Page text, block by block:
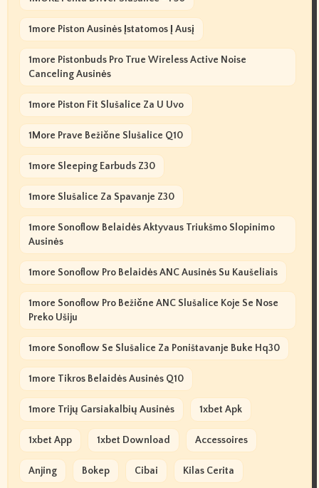
1more Piston Ausinės Įstatomos Į Ausį
1more Pistonbuds Pro True Wireless Active Noise
Canceling Ausinės
1more Piston Fit Slušalice Za U Uvo
1More Prave Bežične Slušalice Q10
1more Sleeping Earbuds Z30
1more Slušalice Za Spavanje Z30
1more Sonoflow Belaidės Aktyvaus Triukšmo Slopinimo
Ausinės
1more Sonoflow Pro Belaidės ANC Ausinės Su Kaušeliais
1more Sonoflow Pro Bežične ANC Slušalice Koje Se Nose
Preko Ušiju
1more Sonoflow Se Slušalice Za Poništavanje Buke Hq30
1more Tikros Belaidės Ausinės Q10
1more Trijų Garsiakalbių Ausinės 1xbet Apk
1xbet App 1xbet Download Accessoires
Anjing Bokep Cibai Kilas Cerita